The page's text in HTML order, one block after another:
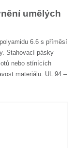
umělých
6.6 s příměsí
Stahovací pásky
nebo stínících
materiálu: UL 94 –